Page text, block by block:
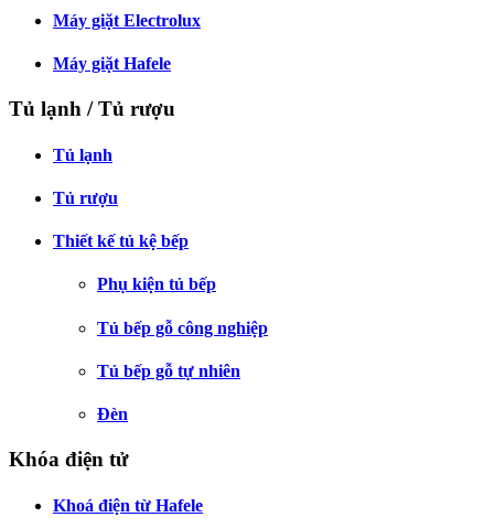
Máy giặt Electrolux
Máy giặt Hafele
Tủ lạnh / Tủ rượu
Tủ lạnh
Tủ rượu
Thiết kế tủ kệ bếp
Phụ kiện tủ bếp
Tủ bếp gỗ công nghiệp
Tủ bếp gỗ tự nhiên
Đèn
Khóa điện tử
Khoá điện từ Hafele